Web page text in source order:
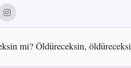
mi? Öldüreceksin,